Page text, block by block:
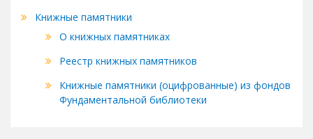
Книжные памятники
О книжных памятниках
Реестр книжных памятников
Книжные памятники (оцифрованные) из фондов
Фундаментальной библиотеки